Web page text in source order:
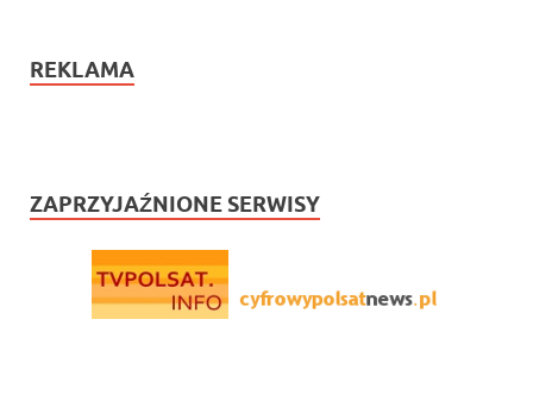
REKLAMA
ZAPRZYJAŹNIONE SERWISY